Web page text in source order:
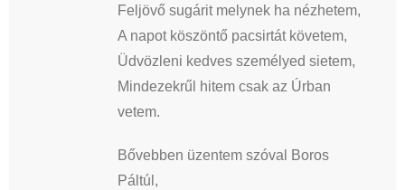
Feljövő sugárit melynek ha nézhetem,
A napot köszöntő pacsirtát követem,
Üdvözleni kedves személyed sietem,
Mindezekrűl hitem csak az Úrban
vetem.
Bővebben üzentem szóval Boros
Páltúl,